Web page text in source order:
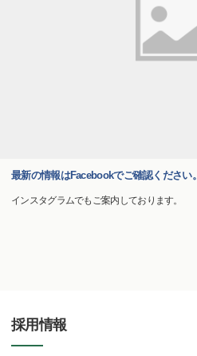
最新の情報はFacebookでご確認ください。
インスタグラムでもご案内しております。
採用情報